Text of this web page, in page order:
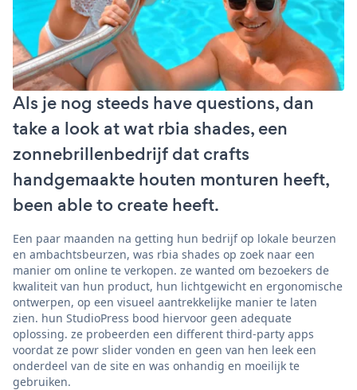
Als je nog steeds have questions, dan
take a look at wat rbia shades, een
zonnebrillenbedrijf dat crafts
handgemaakte houten monturen heeft,
been able to create heeft.
Een paar maanden na getting hun bedrijf op lokale beurzen
en ambachtsbeurzen, was rbia shades op zoek naar een
manier om online te verkopen. ze wanted om bezoekers de
kwaliteit van hun product, hun lichtgewicht en ergonomische
ontwerpen, op een visueel aantrekkelijke manier te laten
zien. hun StudioPress bood hiervoor geen adequate
oplossing. ze probeerden een different third-party apps
voordat ze powr slider vonden en geen van hen leek een
onderdeel van de site en was onhandig en moeilijk te
gebruiken.